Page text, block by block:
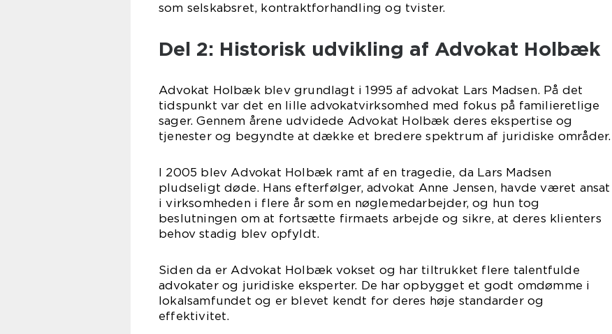
som selskabsret, kontraktforhandling og tvister.
Del 2: Historisk udvikling af Advokat Holbæk
Advokat Holbæk blev grundlagt i 1995 af advokat Lars Madsen. På det
tidspunkt var det en lille advokatvirksomhed med fokus på familieretlige
sager. Gennem årene udvidede Advokat Holbæk deres ekspertise og
tjenester og begyndte at dække et bredere spektrum af juridiske områder.
I 2005 blev Advokat Holbæk ramt af en tragedie, da Lars Madsen
pludseligt døde. Hans efterfølger, advokat Anne Jensen, havde været ansat
i virksomheden i flere år som en nøglemedarbejder, og hun tog
beslutningen om at fortsætte firmaets arbejde og sikre, at deres klienters
behov stadig blev opfyldt.
Siden da er Advokat Holbæk vokset og har tiltrukket flere talentfulde
advokater og juridiske eksperter. De har opbygget et godt omdømme i
lokalsamfundet og er blevet kendt for deres høje standarder og
effektivitet.